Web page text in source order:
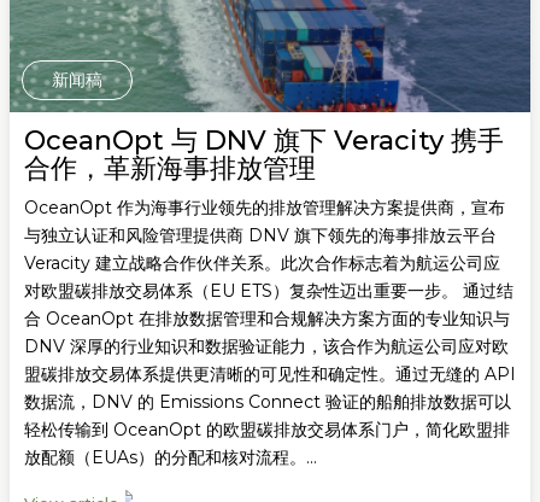
新闻稿
OceanOpt 与 DNV 旗下 Veracity 携手
合作，革新海事排放管理
OceanOpt 作为海事行业领先的排放管理解决方案提供商，宣布
与独立认证和风险管理提供商 DNV 旗下领先的海事排放云平台
Veracity 建立战略合作伙伴关系。此次合作标志着为航运公司应
对欧盟碳排放交易体系（EU ETS）复杂性迈出重要一步。 通过结
合 OceanOpt 在排放数据管理和合规解决方案方面的专业知识与
DNV 深厚的行业知识和数据验证能力，该合作为航运公司应对欧
盟碳排放交易体系提供更清晰的可见性和确定性。通过无缝的 API
数据流，DNV 的 Emissions Connect 验证的船舶排放数据可以
轻松传输到 OceanOpt 的欧盟碳排放交易体系门户，简化欧盟排
放配额（EUAs）的分配和核对流程。...